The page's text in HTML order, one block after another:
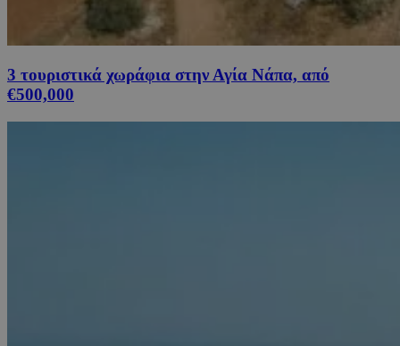
3 τουριστικά χωράφια στην Αγία Νάπα, από
€500,000